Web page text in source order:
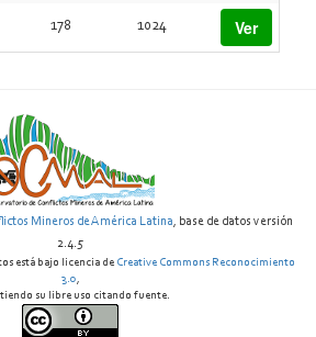
178 1024 Ver
Mineros de América Latina, base de datos versión
2.4.5
está bajo licencia de Creative Commons Reconocimiento
3.0,
su libre uso citando fuente.